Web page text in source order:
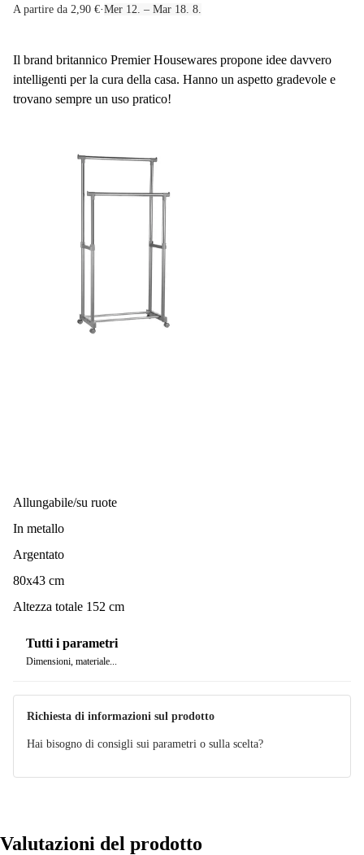
A partire da 2,90 €·Mer 12. – Mar 18. 8.
Il brand britannico Premier Housewares propone idee davvero
intelligenti per la cura della casa. Hanno un aspetto gradevole e
trovano sempre un uso pratico!
Allungabile/su ruote
In metallo
Argentato
80x43 cm
Altezza totale 152 cm
Tutti i parametri
Dimensioni, materiale...
Richiesta di informazioni sul prodotto
Hai bisogno di consigli sui parametri o sulla scelta?
Valutazioni del prodotto